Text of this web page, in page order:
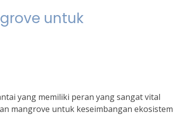
untuk
yang memiliki peran yang sangat vital
mangrove untuk keseimbangan ekosistem